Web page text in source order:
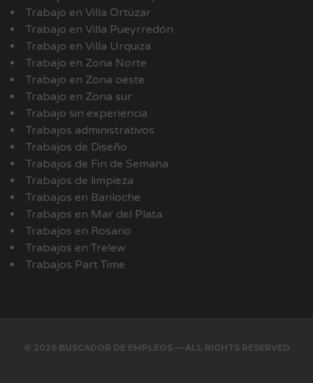
Trabajo en Villa Ortúzar
Trabajo en Villa Pueyrredón
Trabajo en Villa Urquiza
Trabajo en Zona Norte
Trabajo en Zona oeste
Trabajo en Zona sur
Trabajo sin experiencia
Trabajos administrativos
Trabajos de Diseño
Trabajos de Fin de Semana
Trabajos de limpieza
Trabajos en Bariloche
Trabajos en Mar del Plata
Trabajos en Rosario
Trabajos en Trelew
Trabajos Part Time
© 2026 BUSCADOR DE EMPLEOS — ALL RIGHTS RESERVED